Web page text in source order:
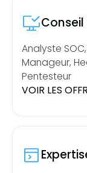
Analyste
Manageur,
Pentesteur
VOIR LES